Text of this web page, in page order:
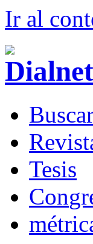
Ir al
B
R
Tesis
Con
m